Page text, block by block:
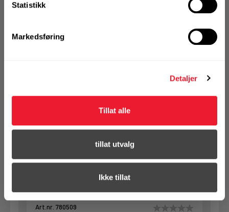
Statistikk
Markedsføring
Detaljer
Tillat alle
tillat utvalg
Ikke tillat
Art.nr. 95570022
Klikk & Hent i Motek Oslo - Brobekk + 13 andre
1 Pakke a 10 Stk
registrer deg for å
Art.nr. 780509